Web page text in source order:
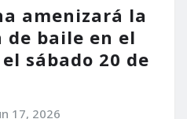
amenizará la
de baile en el
sábado 20 de
17, 2026